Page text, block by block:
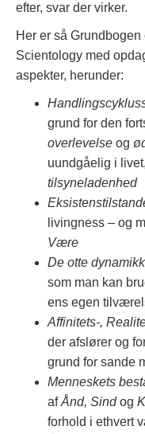
efter, svar der virker.
Her er så
Scientology med
aspekter, herunder:
grund for den
overlevelse og
uundgåelig i
tilsyneladenhed
livingness – og
Være
De otte
som man kan
ens egen
Affinitets-,
der afslører og
grund for sande
Menneskets
afÅnd, Sindog
forhold i ethvert